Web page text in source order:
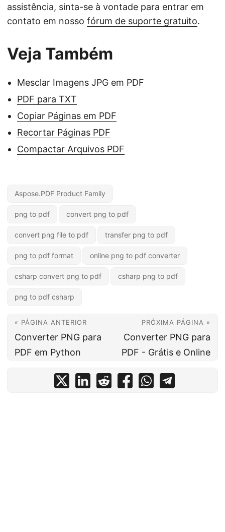
assistência, sinta-se à vontade para entrar em
contato em nosso fórum de suporte gratuito.
Veja Também
Mesclar Imagens JPG em PDF
PDF para TXT
Copiar Páginas em PDF
Recortar Páginas PDF
Compactar Arquivos PDF
Aspose.PDF Product Family
png to pdf convert png to pdf
convert png file to pdf transfer png to pdf
png to pdf format online png to pdf converter
csharp convert png to pdf csharp png to pdf
png to pdf csharp
« PÁGINA ANTERIOR
Converter PNG para
PDF em Python
PRÓXIMA PÁGINA »
Converter PNG para
PDF - Grátis e Online